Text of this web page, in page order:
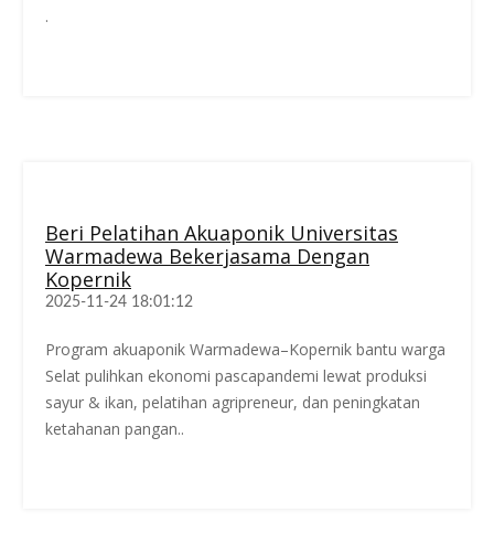
.
Beri Pelatihan Akuaponik Universitas
Warmadewa Bekerjasama Dengan
Kopernik
2025-11-24 18:01:12
Program akuaponik Warmadewa–Kopernik bantu warga
Selat pulihkan ekonomi pascapandemi lewat produksi
sayur & ikan, pelatihan agripreneur, dan peningkatan
ketahanan pangan..